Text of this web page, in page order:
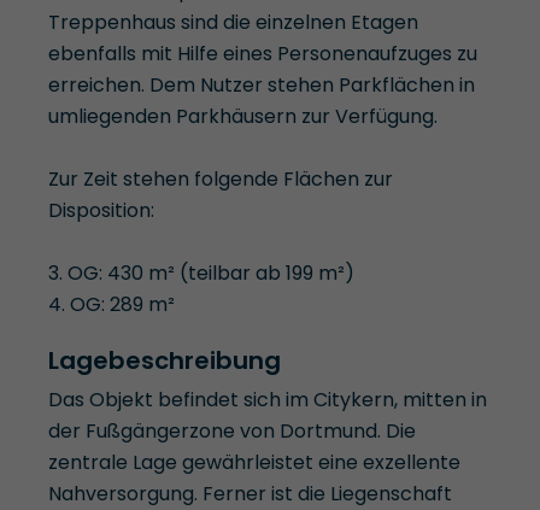
Treppenhaus sind die einzelnen Etagen
ebenfalls mit Hilfe eines Personenaufzuges zu
erreichen. Dem Nutzer stehen Parkflächen in
umliegenden Parkhäusern zur Verfügung.
Zur Zeit stehen folgende Flächen zur
Disposition:
3. OG: 430 m² (teilbar ab 199 m²)
4. OG: 289 m²
Lagebeschreibung
Das Objekt befindet sich im Citykern, mitten in
der Fußgängerzone von Dortmund. Die
zentrale Lage gewährleistet eine exzellente
Nahversorgung. Ferner ist die Liegenschaft